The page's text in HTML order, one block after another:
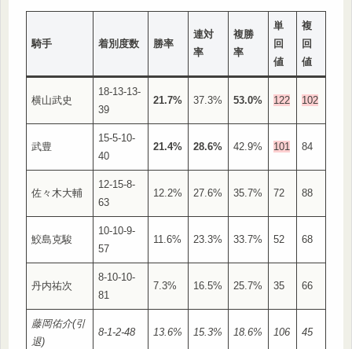
騎手 着別度数 勝率
連対
率
複勝
率
単
回
値
複
回
値
横山武史
18-13-13-
39
21.7% 37.3% 53.0% 122 102
武豊
15-5-10-
40
21.4% 28.6% 42.9% 101 84
佐々木大輔
12-15-8-
63
12.2% 27.6% 35.7% 72 88
鮫島克駿
10-10-9-
57
11.6% 23.3% 33.7% 52 68
丹内祐次
8-10-10-
81
7.3% 16.5% 25.7% 35 66
藤岡佑介(引
退)
8-1-2-48 13.6% 15.3% 18.6% 106 45